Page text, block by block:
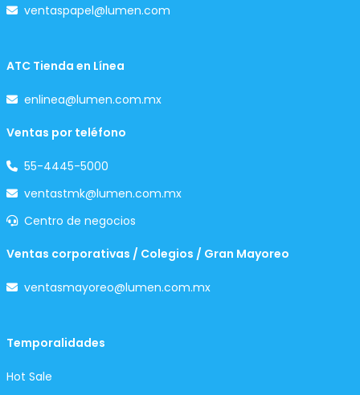
ventaspapel@lumen.com
ATC Tienda en Línea
enlinea@lumen.com.mx
Ventas por teléfono
55-4445-5000
ventastmk@lumen.com.mx
Centro de negocios
Ventas corporativas / Colegios / Gran Mayoreo
ventasmayoreo@lumen.com.mx
Temporalidades
Hot Sale